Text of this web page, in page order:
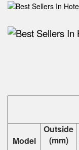
Model
Outside
(mm)